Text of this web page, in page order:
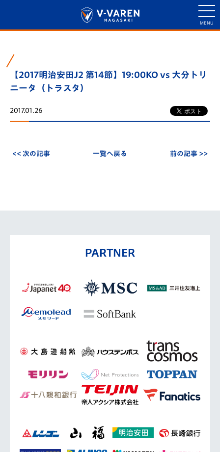
【2017明治安田J2 第14節】19:00KO vs 大分トリ
ニータ（トラスタ）
2017.01.26
<< 次の記事 一覧へ戻る 前の記事 >>
PARTNER